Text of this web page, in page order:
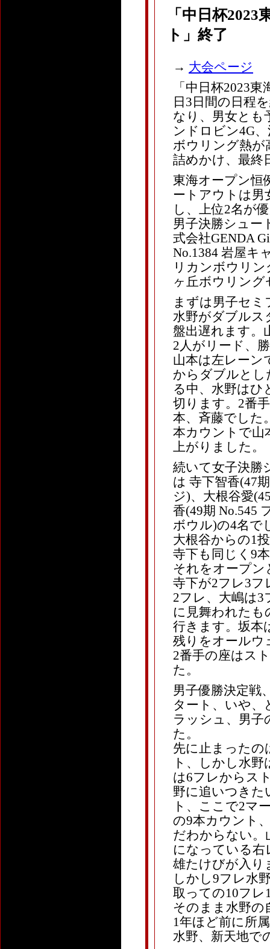
「中日杯
ト」終了
→ 大会ページ
「中日杯2023
日3日間の日程
なり、男女とも
ンドロビン4G
ボウリング熱が
詰めかけ、最終
東海オープン恒
ートアウトは男
し、上位2名が
男子決勝シュー
式会社GENDA
No.1384 岩屋キ
リカンボウリン
ヶ丘ボウリング
まずは男子セミ
水野がダブルス
盤出遅れます。
2人がリード、
山本は左レーン
からダブルとし
る中、水野は
切ります。2番
本、斉藤でした
本カウントで山
上がりました。
続いて女子決勝
は 寺下智香(47
ジ)、大根谷愛
香(49期 No.545
ボウル)の4名で
大根谷からの1
寺下も同じく9
それをオープン
寺下が2フレ3フ
2フレ、大嶋は3
に見舞われた
行きます。坂本
残りをオールウ
2番手の座はス
た。
男子優勝決定戦
タート、いや
ラッシュ、男子
た。
先に止まったの
ト、しかし水
は6フレからス
野に追いつきた
ト、ここで2マ
の9本カウント
だわからない。
になっている
雄たけびが入り
しかし9フレ水
取っての10フレ
そのまま水野の
1年ほど前に所
水野、新天地で